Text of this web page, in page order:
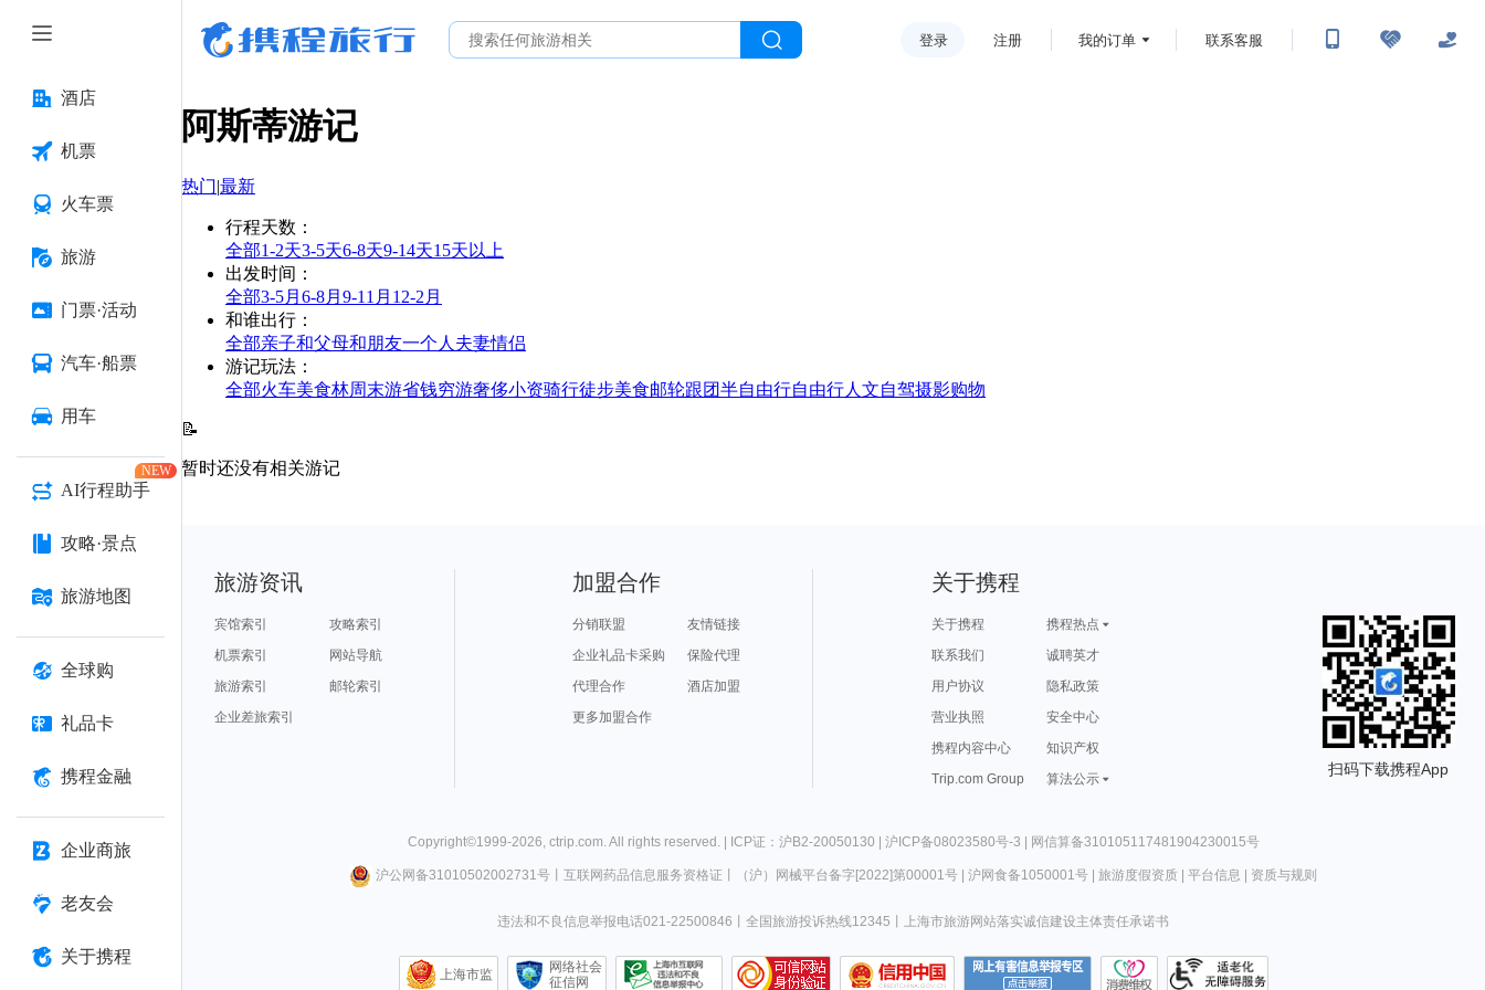
酒店
机票
火车票
旅游
门票·活动
汽车·船票
用车
AI行程助手
NEW
攻略·景点
旅游地图
全球购
礼品卡
携程金融
企业商旅
老友会
关于携程
登录 注册 我的订单 联系客服
阿斯蒂游记
热门|最新
行程天数 ：
全部1-2天3-5天6-8天9-14天15天以上
出发时间 ：
全部3-5月 6-8月 9-11月 12-2月
和谁出行 ：
全部亲子和父母和朋友一个人 夫妻情侣
游记玩法 ：
全部火车美食林周末游省钱穷游奢侈小资骑行徒步美食邮轮跟团半自由行自由行人文自驾摄影购物
📝
暂时还没有相关游记
旅游资讯
宾馆索引
攻略索引
机票索引
网站导航
旅游索引
邮轮索引
企业差旅索引
加盟合作
分销联盟
友情链接
企业礼品卡采购
保险代理
代理合作
酒店加盟
更多加盟合作
关于携程
关于携程
携程热点
联系我们
诚聘英才
用户协议
隐私政策
营业执照
安全中心
携程内容中心
知识产权
Trip.com Group
算法公示
扫码下载携程App
Copyright©1999-2026, ctrip.com. All rights reserved. | ICP证：沪B2-20050130 | 沪ICP备08023580号-3 | 网信算备310105117481904230015号
沪公网备31010502002731号丨 互联网药品信息服务资格证 （沪）网械平台备字[2022]第00001号| 沪网食备1050001号| 旅游度假资质| 平台信息 资质与规则
违法和不良信息举报电话021-22500846 全国旅游投诉热线12345 上海市旅游网站落实诚信建设主体责任承诺书
上海市监
网络社会
征信网